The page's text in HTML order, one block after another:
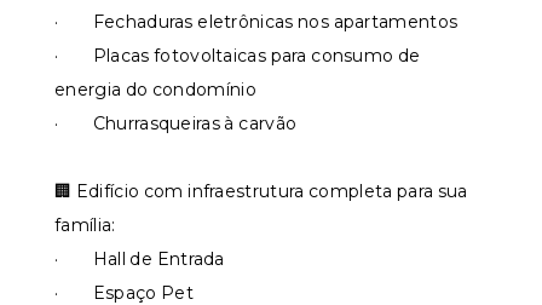
· Fechaduras eletrônicas nos apartamentos
· Placas fotovoltaicas para consumo de
energia do condomínio
· Churrasqueiras à carvão
🏢 Edifício com infraestrutura completa para sua
família:
· Hall de Entrada
· Espaço Pet